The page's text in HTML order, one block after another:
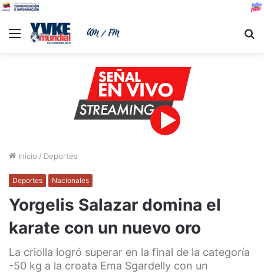
Menu
Inicio / Deportes
Deportes Nacionales
Yorgelis Salazar domina el
karate con un nuevo oro
La criolla logró superar en la final de la categoría
-50 kg a la croata Ema Sgardelly con un